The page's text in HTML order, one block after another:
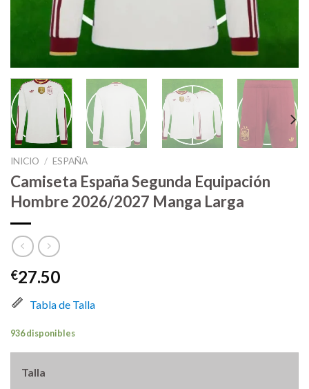
INICIO / ESPAÑA
Camiseta España Segunda Equipación
Hombre 2026/2027 Manga Larga
€27.50
Tabla de Talla
936 disponibles
Talla